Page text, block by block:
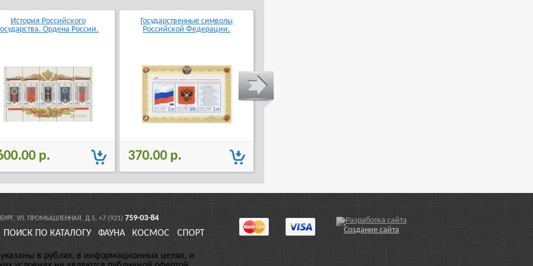
История Российского
Ордена России.
р.
Государственные символы
Российской Федерации.
370.00 р.
УЛ. ПРОМЫШЛЕННАЯ, Д.5, +7 (921) 759-03-84
ПОИСК ПО КАТАЛОГУ ФАУНА КОСМОС СПОРТ
в рублях, в информационных целях, и
Создание сайта